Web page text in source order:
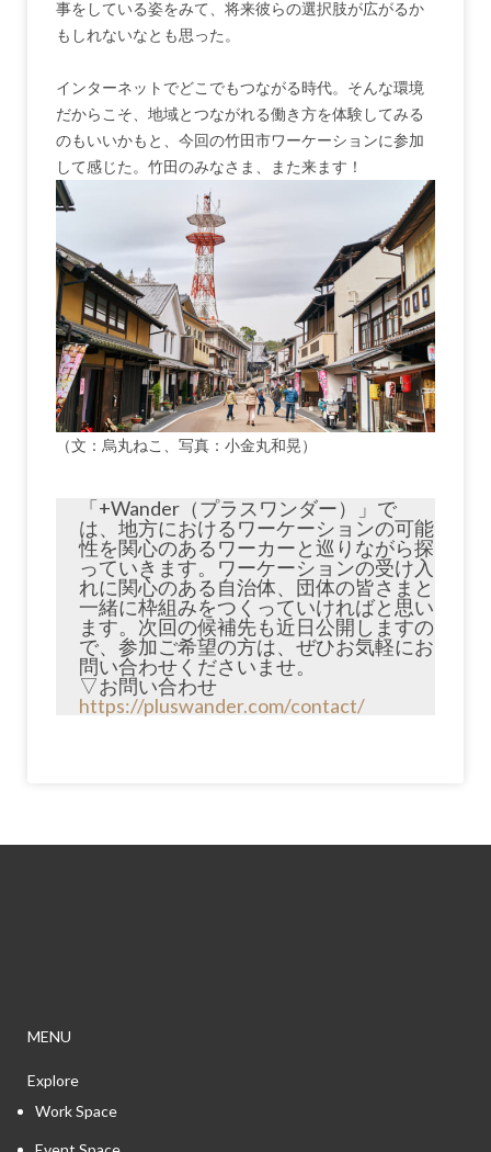
事をしている姿をみて、将来彼らの選択肢が広がるか
もしれないなとも思った。
インターネットでどこでもつながる時代。そんな環境
だからこそ、地域とつながれる働き方を体験してみる
のもいいかもと、今回の竹田市ワーケーションに参加
して感じた。竹田のみなさま、また来ます！
（文：烏丸ねこ、写真：小金丸和晃）
「+Wander（プラスワンダー）」で
は、地方におけるワーケーションの可能
性を関心のあるワーカーと巡りながら探
っていきます。ワーケーションの受け入
れに関心のある自治体、団体の皆さまと
一緒に枠組みをつくっていければと思い
ます。次回の候補先も近日公開しますの
で、参加ご希望の方は、ぜひお気軽にお
問い合わせくださいませ。
▽お問い合わせ
https://pluswander.com/contact/
MENU
Explore
Work Space